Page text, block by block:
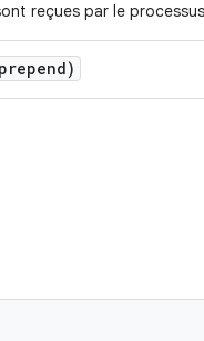
reçues par le